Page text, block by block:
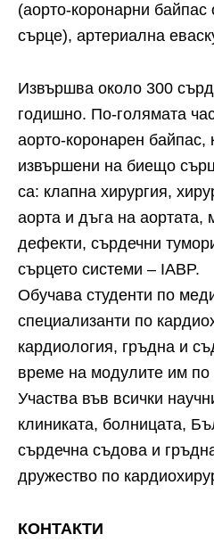
(аорто-коронарни
сърце), артериална
Извършва около 300
годишно. По-голямата
аорто-коронарен байпас,
извършени на биещо
са: клапна хирургия,
аорта и дъга на
дефекти, сърдечни
сърцето системи – IABP.
Обучава студенти по
специализанти по
кардиология, гръдна и
време на модулите им по
Участва във всички
клиниката, болницата,
сърдечна съдова и
дружество по
КОНТАКТИ